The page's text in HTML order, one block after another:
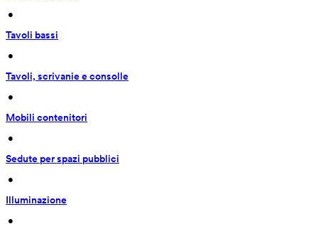
•
Tavoli bassi
•
Tavoli, scrivanie e consolle
•
Mobili contenitori
•
Sedute per spazi pubblici
•
Illuminazione
•